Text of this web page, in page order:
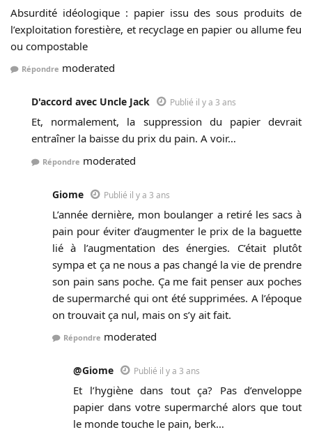
Absurdité idéologique : papier issu des sous produits de
l’exploitation forestière, et recyclage en papier ou allume feu
ou compostable
Répondre moderated
D'accord avec Uncle Jack Publié il y a 3 ans
Et, normalement, la suppression du papier devrait
entraîner la baisse du prix du pain. A voir…
Répondre moderated
Giome Publié il y a 3 ans
L’année dernière, mon boulanger a retiré les sacs à
pain pour éviter d’augmenter le prix de la baguette
lié à l’augmentation des énergies. C’était plutôt
sympa et ça ne nous a pas changé la vie de prendre
son pain sans poche. Ça me fait penser aux poches
de supermarché qui ont été supprimées. A l’époque
on trouvait ça nul, mais on s’y ait fait.
Répondre moderated
@Giome Publié il y a 3 ans
Et l’hygiène dans tout ça? Pas d’enveloppe
papier dans votre supermarché alors que tout
le monde touche le pain, berk…